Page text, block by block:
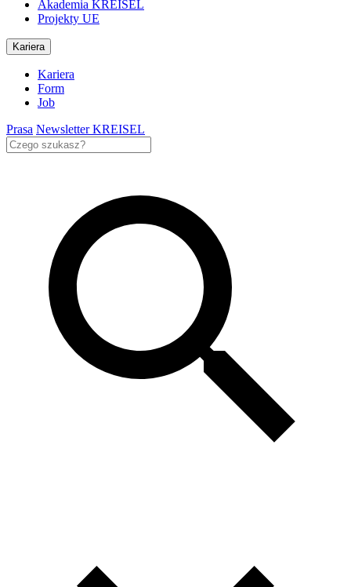
Akademia KREISEL
Projekty UE
Kariera
Kariera
Form
Job
Prasa Newsletter KREISEL